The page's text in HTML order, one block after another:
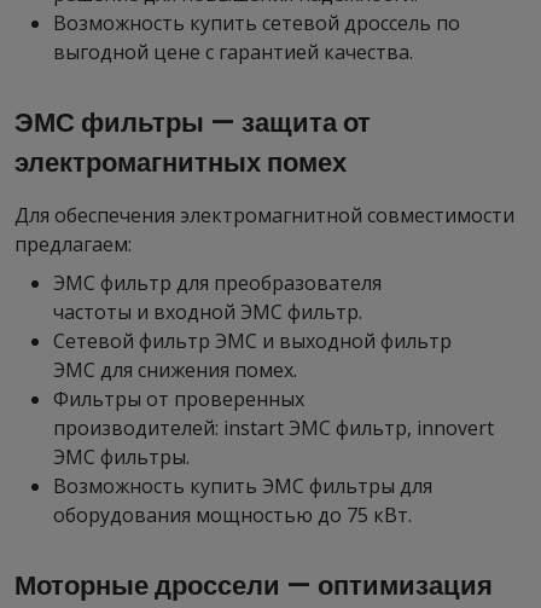
Возможность купить сетевой дроссель по
выгодной цене с гарантией качества.
ЭМС фильтры — защита от
электромагнитных помех
Для обеспечения электромагнитной совместимости
предлагаем:
ЭМС фильтр для преобразователя
частоты и входной ЭМС фильтр.
Сетевой фильтр ЭМС и выходной фильтр
ЭМС для снижения помех.
Фильтры от проверенных
производителей: instart ЭМС фильтр, innovert
ЭМС фильтры.
Возможность купить ЭМС фильтры для
оборудования мощностью до 75 кВт.
Моторные дроссели — оптимизация